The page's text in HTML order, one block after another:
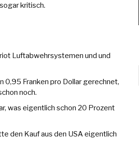
kritisch.
Luftabwehrsystemen und und
0,95 Franken pro Dollar gerechnet,
noch.
was eigentlich schon 20 Prozent
den Kauf aus den USA eigentlich